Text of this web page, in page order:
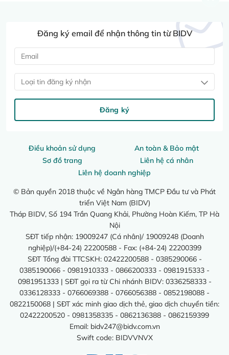
Điều khoản sử dụng
An toàn & Bảo mật
Sơ đồ trang
Liên hệ cá nhân
Liên hệ doanh nghiệp
© Bản quyền 2018 thuộc về Ngân hàng TMCP Đầu tư và Phát
triển Việt Nam (BIDV)
Tháp BIDV, Số 194 Trần Quang Khải, Phường Hoàn Kiếm, TP Hà
Nội
SĐT tiếp nhận: 19009247 (Cá nhân)/ 19009248 (Doanh
nghiệp)/(+84-24) 22200588 - Fax: (+84-24) 22200399
SĐT Tổng đài TTCSKH: 02422200588 - 0385290066 -
0385190066 - 0981910333 - 0866200333 - 0981915333 -
0981951333 | SĐT gọi ra từ Chi nhánh BIDV: 0336258333 -
0336128333 - 0766069388 - 0766056388 - 0852198088 -
0822150068 | SĐT xác minh giao dịch thẻ, giao dịch chuyển tiền:
02422200520 - 0981358335 - 0862136388 - 0862159399
Email: bidv247@bidv.com.vn
Swift code: BIDVVNVX
Đăng ký email để nhận thông tin từ BIDV
Loại tin đăng ký nhận
Đăng ký